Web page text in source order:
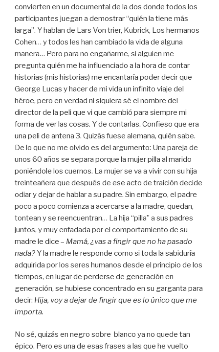
convierten en un documental de la dos donde todos los
participantes juegan a demostrar “quién la tiene más
larga”. Y hablan de Lars Von trier, Kubrick, Los hermanos
Cohen… y todos les han cambiado la vida de alguna
manera… Pero para no engañarme, si alguien me
pregunta quién me ha influenciado a la hora de contar
historias (mis historias) me encantaría poder decir que
George Lucas y hacer de mi vida un infinito viaje del
héroe, pero en verdad ni siquiera sé el nombre del
director de la peli que vi que cambió para siempre mi
forma de ver las cosas. Y de contarlas. Confieso que era
una peli de antena 3. Quizás fuese alemana, quién sabe.
De lo que no me olvido es del argumento: Una pareja de
unos 60 años se separa porque la mujer pilla al marido
poniéndole los cuernos. La mujer se va a vivir con su hija
treinteañera que después de ese acto de traición decide
odiar y dejar de hablar a su padre. Sin embargo, el padre
poco a poco comienza a acercarse a la madre, quedan,
tontean y se reencuentran… La hija “pilla” a sus padres
juntos, y muy enfadada por el comportamiento de su
madre le dice – Mamá, ¿vas a fingir que no ha pasado
nada? Y la madre le responde como si toda la sabiduría
adquirida por los seres humanos desde el principio de los
tiempos, en lugar de perderse de generación en
generación, se hubiese concentrado en su garganta para
decir: Hija, voy a dejar de fingir que es lo único que me
importa.
No sé, quizás en negro sobre blanco ya no quede tan
épico. Pero es una de esas frases a las que he vuelto